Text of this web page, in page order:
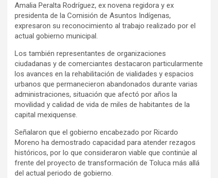
Amalia Peralta Rodríguez, ex novena regidora y ex
presidenta de la Comisión de Asuntos Indígenas,
expresaron su reconocimiento al trabajo realizado por el
actual gobierno municipal.
Los también representantes de organizaciones
ciudadanas y de comerciantes destacaron particularmente
los avances en la rehabilitación de vialidades y espacios
urbanos que permanecieron abandonados durante varias
administraciones, situación que afectó por años la
movilidad y calidad de vida de miles de habitantes de la
capital mexiquense.
Señalaron que el gobierno encabezado por Ricardo
Moreno ha demostrado capacidad para atender rezagos
históricos, por lo que consideraron viable que continúe al
frente del proyecto de transformación de Toluca más allá
del actual periodo de gobierno.